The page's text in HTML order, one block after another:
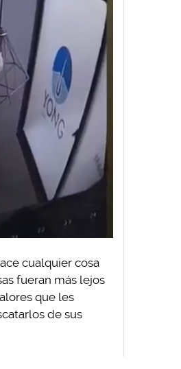
cualquier cosa
fueran más lejos
que les
de sus